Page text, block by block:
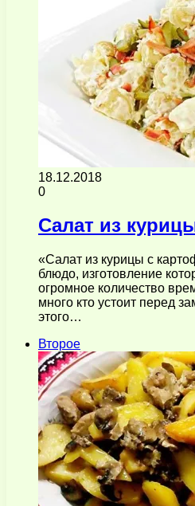
18.12.2018
0
Салат из
«Салат из курицы с
блюдо, изготовление
огромное количество
много кто устоит перед
этого…
Второе